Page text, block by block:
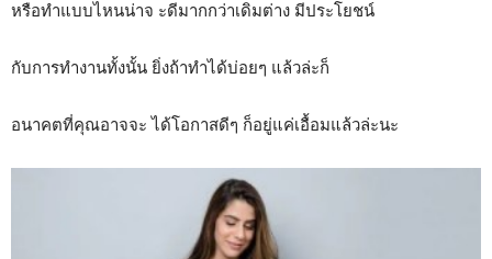
หรือทำแบบไหนน่าจ ะดีมากกว่าเดิมต่าง มีประโยชน์
กับการทำงานทั้งนั้น ยิ่งถ้าทำได้บ่อยๆ แล้วล่ะก็
อนาคตที่คุณอาจจะ ได้โอกาสดีๆ ก็อยู่แค่เอื้อมแล้วล่ะนะ